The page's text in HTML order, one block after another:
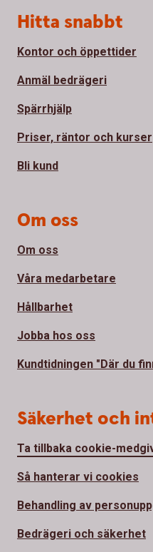
Sidfot
Hitta snabbt
Kontor och öppettider
Anmäl bedrägeri
Spärrhjälp
Priser, räntor och kurser
Bli kund
Om oss
Om oss
Våra medarbetare
Hållbarhet
Jobba hos oss
Kundtidningen "Där du
Säkerhet och
Ta tillbaka cookie-
Så hanterar vi cookies
Behandling av
Bedrägeri och säkerhet